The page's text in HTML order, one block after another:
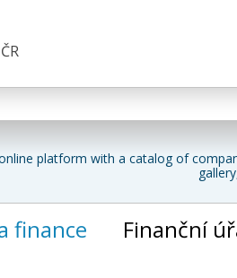
platform with a catalog of
finance Finanční